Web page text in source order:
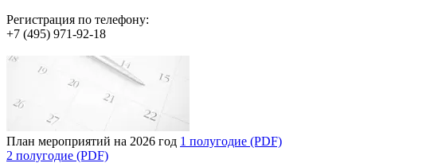
Регистрация по телефону:
+7 (495) 971-92-18
План мероприятий на 2026 год 1 полугодие (PDF)
2 полугодие (PDF)